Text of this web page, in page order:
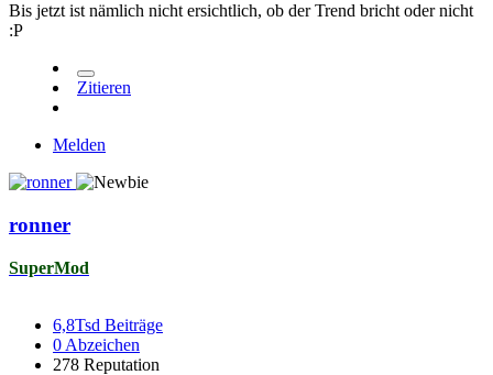
Bis jetzt ist nämlich nicht ersichtlich, ob der Trend bricht oder nicht
:P
Zitieren
Melden
ronner
SuperMod
6,8Tsd Beiträge
0 Abzeichen
278 Reputation